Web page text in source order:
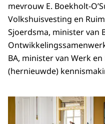
mevrouw E. Boekholt-
Volkshuisvesting en
Sjoerdsma, minister van
BA, minister van Werk
(hernieuwde)